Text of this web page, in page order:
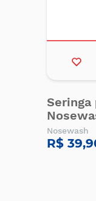
Seringa
Nosewash
R$